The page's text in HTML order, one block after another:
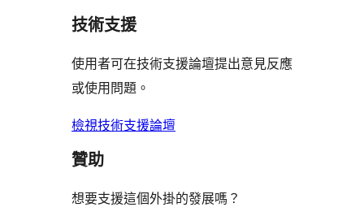
評
技術支援
使用者可在技術支援論壇提出意見反應
或使用問題。
檢視技術支援論壇
贊助
想要支援這個外掛的發展嗎？